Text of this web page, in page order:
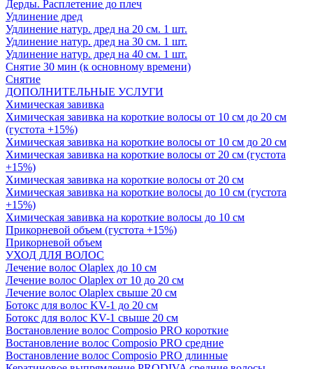
Дерды. Расплетение до плеч
Удлинение дред
Удлинение натур. дред на 20 см. 1 шт.
Удлинение натур. дред на 30 см. 1 шт.
Удлинение натур. дред на 40 см. 1 шт.
Снятие 30 мин (к основному времени)
Снятие
ДОПОЛНИТЕЛЬНЫЕ УСЛУГИ
Химическая завивка
Химическая завивка на короткие волосы от 10 см до 20 см
(густота +15%)
Химическая завивка на короткие волосы от 10 см до 20 см
Химическая завивка на короткие волосы от 20 см (густота
+15%)
Химическая завивка на короткие волосы от 20 см
Химическая завивка на короткие волосы до 10 см (густота
+15%)
Химическая завивка на короткие волосы до 10 см
Прикорневой объем (густота +15%)
Прикорневой объем
УХОД ДЛЯ ВОЛОС
Лечение волос Olapleх до 10 см
Лечение волос Olapleх от 10 до 20 см
Лечение волос Olapleх свыше 20 см
Ботокс для волос KV-1 до 20 см
Ботокс для волос KV-1 свыше 20 см
Востановление волос Composio PRO короткие
Востановление волос Composio PRO средние
Востановление волос Composio PRO длинные